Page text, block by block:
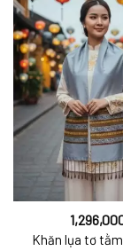
Khăn lụa tơ